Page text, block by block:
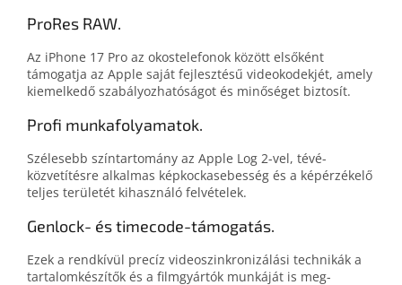
ProRes RAW.
Az iPhone 17 Pro az okos­telefonok között első­ként
támogatja az Apple saját fej­lesz­tésű video­kodek­jét, amely
kiemel­ke­dő szabályoz­ha­tó­ságot és minőséget biztosít.
Profi munka­folyamatok.
Szélesebb szín­tartomány az Apple Log 2-vel, tévé­
közvetítés­re alkal­mas kép­kocka­sebesség és a kép­érzékelő
teljes területét kihasználó felvételek.
Genlock- és timecode-támogatás.
Ezek a rendkívül precíz video­szinkronizá­lá­si technikák a
tartalom­készítők és a film­gyártók munkáját is meg­